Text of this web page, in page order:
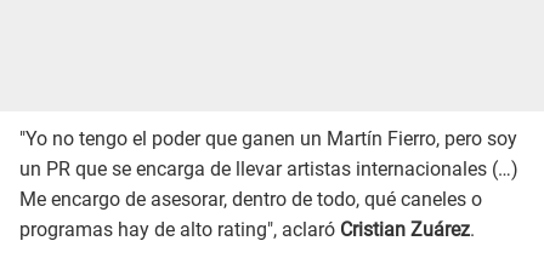
"Yo no tengo el poder que ganen un Martín Fierro, pero soy
un PR que se encarga de llevar artistas internacionales (…)
Me encargo de asesorar, dentro de todo, qué caneles o
programas hay de alto rating", aclaró Cristian Zuárez.